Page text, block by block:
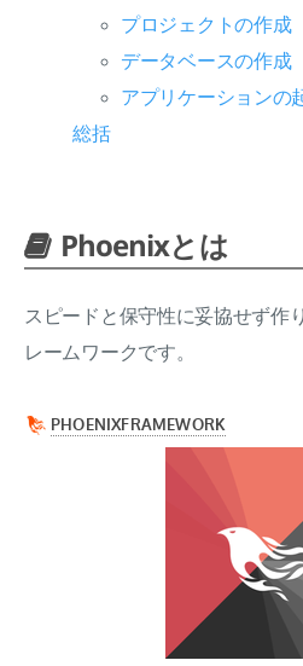
プロジェクトの作成
データベースの作成
アプリケーションの
総括
Phoenixとは
スピードと保守性に妥協せず作
レームワークです。